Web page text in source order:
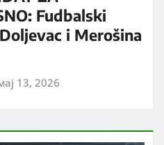
Fudbalski
i Merošina
13, 2026